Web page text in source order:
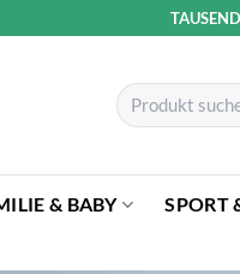
Suchen
nach:
& BABY SPORT